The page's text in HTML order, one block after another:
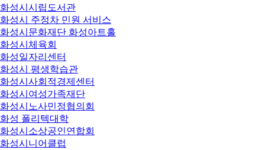
화성시시립도서관
화성시 주정차 민원 서비스
화성시문화재단 화성아트홀
화성시체육회
화성일자리센터
화성시 평생학습관
화성시사회적경제센터
화성시여성가족재단
화성시노사민정협의회
화성 폴리텍대학
화성시소상공인연합회
화성시니어클럽